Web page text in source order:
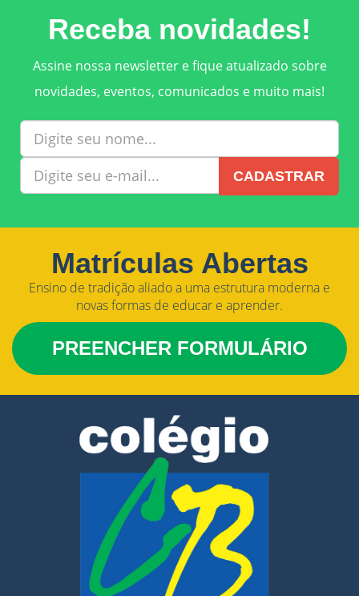
Receba novidades!
Assine nossa newsletter e fique atualizado sobre
novidades, eventos, comunicados e muito mais!
CADASTRAR
Matrículas Abertas
Ensino de tradição aliado a uma estrutura moderna e
novas formas de educar e aprender.
PREENCHER FORMULÁRIO